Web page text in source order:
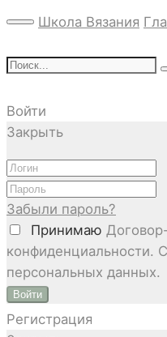
Школа Вязания
Войти
Закрыть
Забыли пароль?
Принимаю
конфиденциальности.
персональных данных.
Войти
Регистрация